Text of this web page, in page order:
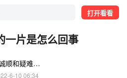
打开看看
一片是怎么回事
诚顺和疑难杂症专家号
6-10 06:34